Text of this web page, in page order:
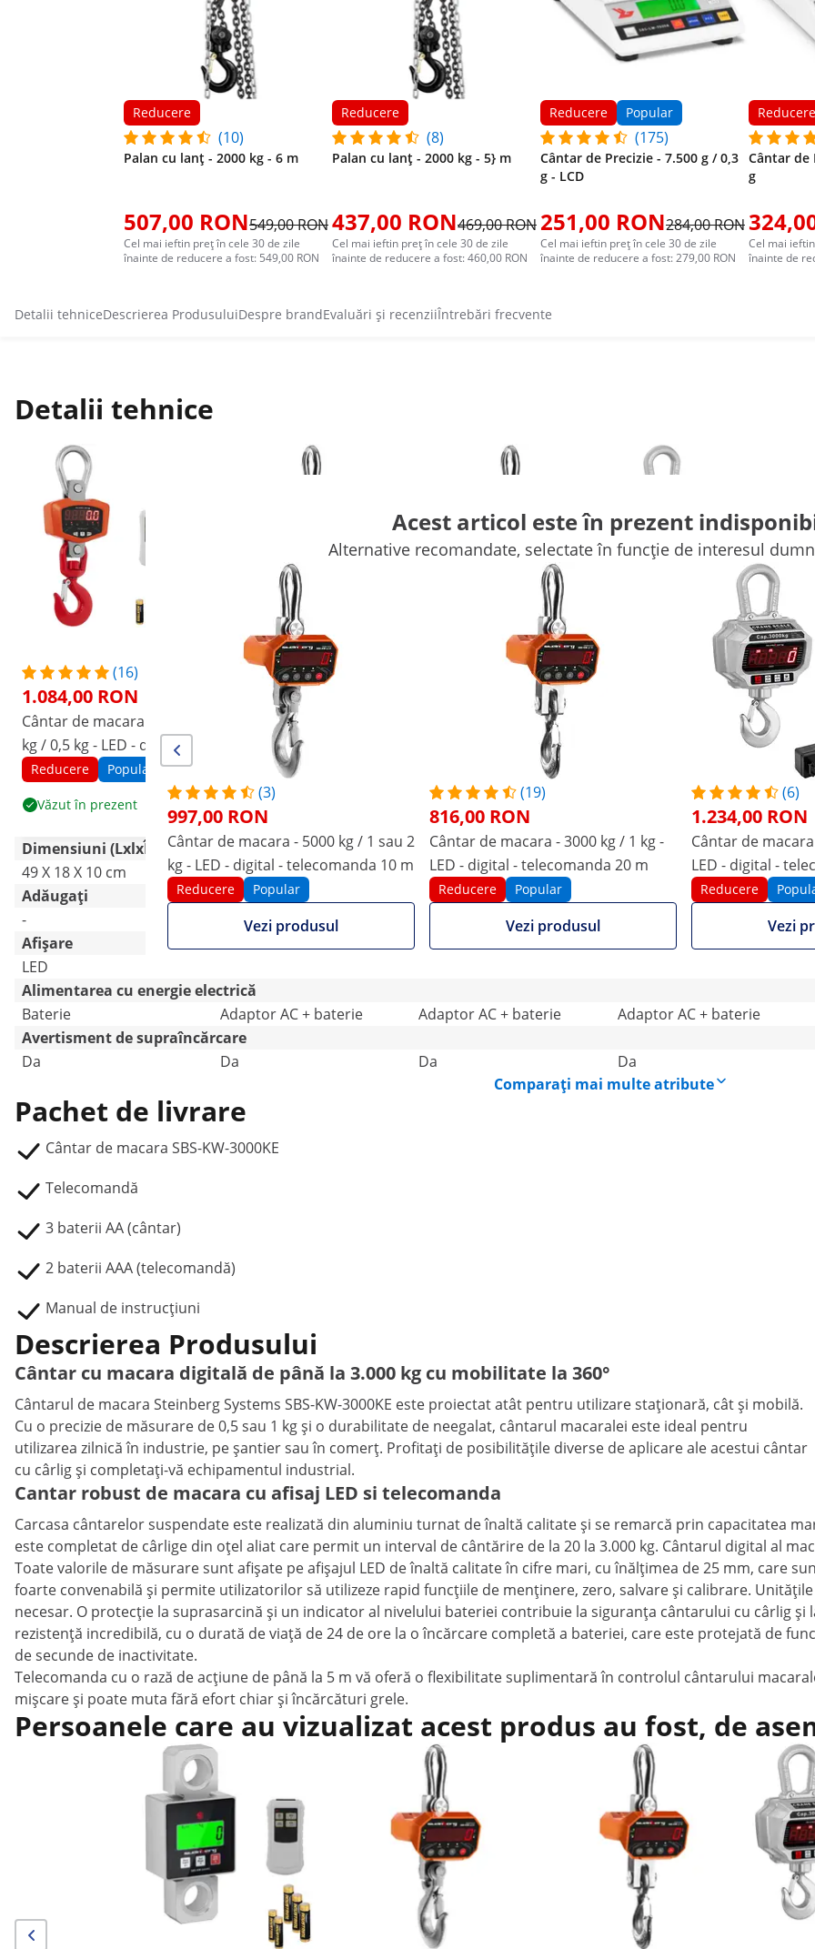
Reducere
(10)
Palan cu lanț - 2000 kg - 6 m
507,00 RON549,00 RON
Cel mai ieftin preț în cele 30 de zile
înainte de reducere a fost: 549,00 RON
Reducere
(8)
Palan cu lanț - 2000 kg - 5} m
437,00 RON469,00 RON
Cel mai ieftin preț în cele 30 de zile
înainte de reducere a fost: 460,00 RON
Reducere Popular
(175)
Cântar de Precizie - 7.500 g / 0,3
g - LCD
251,00 RON284,00 RON
Cel mai ieftin preț în cele 30 de zile
înainte de reducere a fost: 279,00 RON
Reducere
Cântar de
g
Cel mai
înainte de
Detalii tehniceDescrierea ProdusuluiDespre brandEvaluări și recenziiÎntrebări frecvente
Detalii tehnice
(16)
1.084,00 RON
Cântar de macara - 3000
kg / 0,5 kg - LED - digital
Reducere Popular
Văzut în prezent
(3)
997,00 RON
Cântar de macara - 5000
kg / 1 sau 2 kg - LED -
digital - telecomanda 10 m
Reducere
Vezi produsul
(19)
Cântar de macara - 3000
kg / 1 kg - LED - digital -
telecomanda 20 m
Popular
Vezi produsul
(6)
1.234,00 RON
Cântar de macara - 3000
kg / 1 kg - LED - digital -
Vezi produsul
Dimensiuni (LxlxÎ)
49 X 18 X 10 cm
19 X 56 X 27 cm 19 X 52 X 27 cm 50 X 25 X 21 cm
Adăugați
-
Afișare
LED
Alimentarea cu energie electrică
Baterie
Adaptor AC + baterie Adaptor AC + baterie Adaptor AC + baterie
Avertisment de supraîncărcare
Da
Da Da Da
Comparați mai multe atribute
Pachet de livrare
Cântar de macara SBS-KW-3000KE
Telecomandă
3 baterii AA (cântar)
2 baterii AAA (telecomandă)
Manual de instrucțiuni
Acest articol este în prezent
Alternative recomandate, selectate în funcție de interesul
(3)
997,00 RON
Cântar de macara - 5000 kg / 1 sau 2
kg - LED - digital - telecomanda 10 m
Reducere Popular
Vezi produsul
(19)
816,00 RON
Cântar de macara - 3000 kg / 1 kg -
LED - digital - telecomanda 20 m
Reducere Popular
Vezi produsul
(6)
1.234,00 RON
Cântar de
LED - digital -
Reducere
Vezi
Descrierea Produsului
Cântar cu macara digitală de până la 3.000 kg cu mobilitate la 360°
Cântarul de macara Steinberg Systems SBS-KW-3000KE este proiectat atât pentru utilizare staționară, cât și mobilă.
Cu o precizie de măsurare de 0,5 sau 1 kg și o durabilitate de neegalat, cântarul macaralei este ideal pentru
utilizarea zilnică în industrie, pe șantier sau în comerț. Profitați de posibilitățile diverse de aplicare ale acestui cântar
cu cârlig și completați-vă echipamentul industrial.
Cantar robust de macara cu afisaj LED si telecomanda
Carcasa cântarelor suspendate este realizată din aluminiu turnat de înaltă calitate și se remarcă prin capacitatea
este completat de cârlige din oțel aliat care permit un interval de cântărire de la 20 la 3.000 kg. Cântarul digital al
Toate valorile de măsurare sunt afișate pe afișajul LED de înaltă calitate în cifre mari, cu înălțimea de 25 mm, care
foarte convenabilă și permite utilizatorilor să utilizeze rapid funcțiile de menținere, zero, salvare și calibrare.
necesar. O protecție la suprasarcină și un indicator al nivelului bateriei contribuie la siguranța cântarului cu cârlig și
rezistență incredibilă, cu o durată de viață de 24 de ore la o încărcare completă a bateriei, care este protejată de
de secunde de inactivitate.
Telecomanda cu o rază de acțiune de până la 5 m vă oferă o flexibilitate suplimentară în controlul cântarului
mișcare și poate muta fără efort chiar și încărcături grele.
Persoanele care au vizualizat acest produs au fost, de